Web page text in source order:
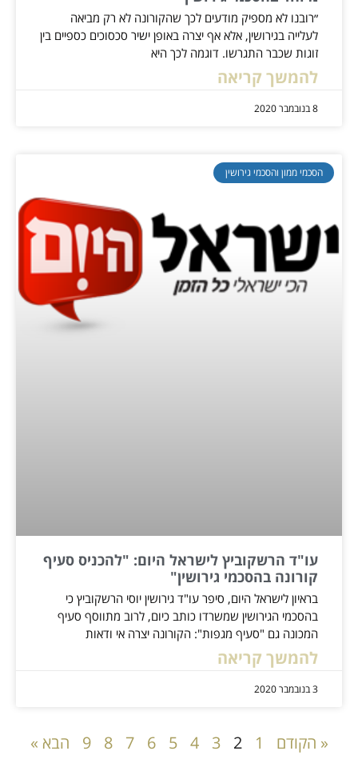
״רובנו לא מספיק מודעים לכך שהקורונה לא רק מביאה
לעלייה בגירושין, אלא אף יצרה באופן ישיר סכסוכים כספיים בין
זוגות שכבר התגרשו. דוגמה לכך היא
להמשך קריאה
8 בנובמבר 2020
הסכמי ממון והסכמי גירושין
עו"ד הרשקוביץ לישראל היום: "להכניס סעיף
קורונה בהסכמי גירושין"
בראיון לישראל היום, סיפר עו"ד גירושין יוסי הרשקוביץ כי
בהסכמי הגירושין שמשרדו כותב כיום, לרוב מתווסף סעיף
המכונה גם "סעיף מגפות": הקורונה יצרה אי ודאות
להמשך קריאה
3 בנובמבר 2020
« הקודם 1
2
3
4
5
6
7
8
9 הבא »